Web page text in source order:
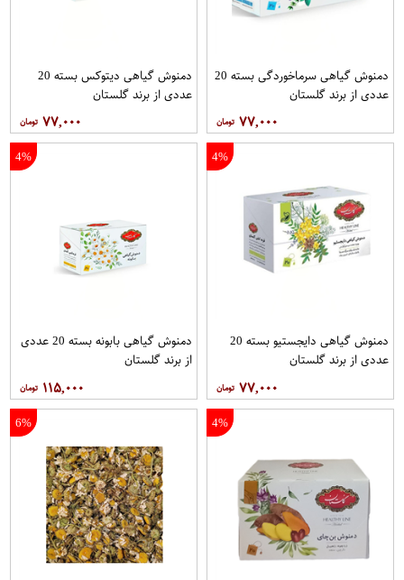
دمنوش گیاهی سرماخوردگی بسته 20
عددی از برند گلستان
۷۷,۰۰۰
دمنوش گیاهی دیتوکس بسته 20
عددی از برند گلستان
۷۷,۰۰۰
4%
دمنوش گیاهی دایجستیو بسته 20
عددی از برند گلستان
۷۷,۰۰۰
4%
دمنوش گیاهی بابونه بسته 20 عددی
از برند گلستان
۱۱۵,۰۰۰
4%
6%